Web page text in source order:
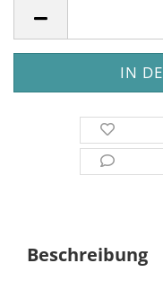
Beschreibung